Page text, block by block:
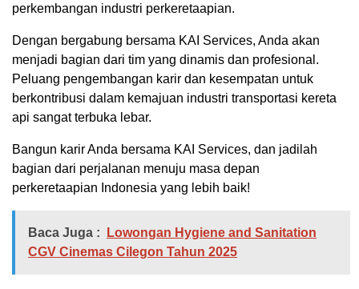
perkembangan industri perkeretaapian.
Dengan bergabung bersama KAI Services, Anda akan
menjadi bagian dari tim yang dinamis dan profesional.
Peluang pengembangan karir dan kesempatan untuk
berkontribusi dalam kemajuan industri transportasi kereta
api sangat terbuka lebar.
Bangun karir Anda bersama KAI Services, dan jadilah
bagian dari perjalanan menuju masa depan
perkeretaapian Indonesia yang lebih baik!
Baca Juga :
Lowongan Hygiene and Sanitation
CGV Cinemas Cilegon Tahun 2025